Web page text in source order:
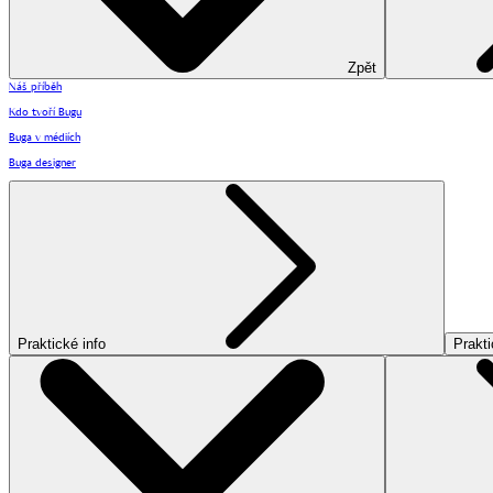
Zpět
Náš příběh
Kdo tvoří Bugu
Buga v médiích
Buga designer
Praktické info